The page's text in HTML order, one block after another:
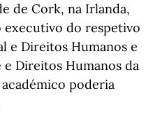
de Cork, na Irlanda,
executivo do respetivo
e Direitos Humanos e
e Direitos Humanos da
poderia